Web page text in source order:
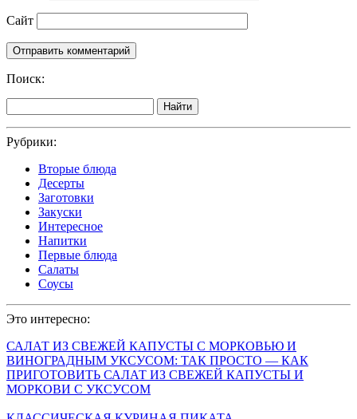
Сайт
Поиск:
Найти
Рубрики:
Вторые блюда
Десерты
Заготовки
Закуски
Интересное
Напитки
Первые блюда
Салаты
Соусы
Это интересно:
САЛАТ ИЗ СВЕЖЕЙ КАПУСТЫ С МОРКОВЬЮ И
ВИНОГРАДНЫМ УКСУСОМ: ТАК ПРОСТО — КАК
ПРИГОТОВИТЬ САЛАТ ИЗ СВЕЖЕЙ КАПУСТЫ И
МОРКОВИ С УКСУСОМ